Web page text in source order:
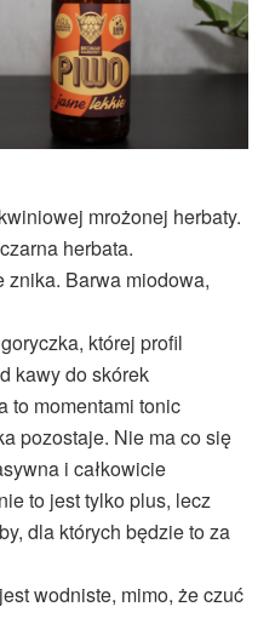
mrożonej herbaty.
herbata.
znika. Barwa miodowa,
której profil
kawy do skórek
to momentami tonic
pozostaje. Nie ma co się
i całkowicie
to jest tylko plus, lecz
dla których będzie to za
wodniste, mimo, że czuć